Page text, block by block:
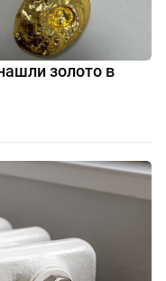
золото в